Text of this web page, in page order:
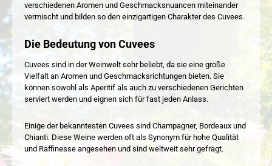
verschiedenen Aromen und Geschmacksnuancen miteinander
vermischt und bilden so den einzigartigen Charakter des Cuvees.
Die Bedeutung von Cuvees
Cuvees sind in der Weinwelt sehr beliebt, da sie eine große
Vielfalt an Aromen und Geschmacksrichtungen bieten. Sie
können sowohl als Aperitif als auch zu verschiedenen Gerichten
serviert werden und eignen sich für fast jeden Anlass.
Einige der bekanntesten Cuvees sind Champagner, Bordeaux und
Chianti. Diese Weine werden oft als Synonym für hohe Qualität
und Raffinesse angesehen und sind weltweit sehr gefragt.